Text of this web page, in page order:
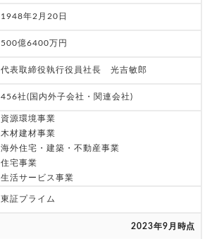
1948年2月20日
500億6400万円
代表取締役執行役員社長 光吉敏郎
456社(国内外子会社・関連会社)
資源環境事業
木材建材事業
海外住宅・建築・不動産事業
住宅事業
生活サービス事業
東証プライム
2023年9月時点